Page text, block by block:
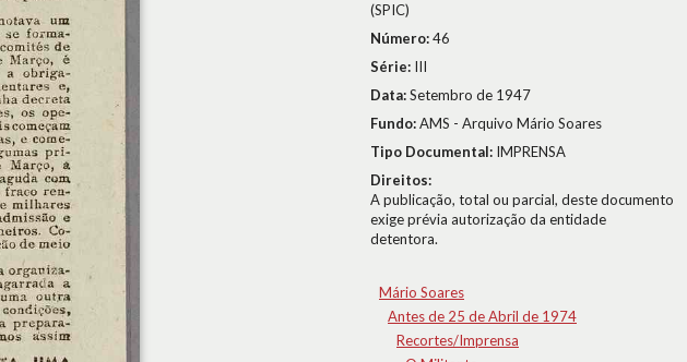
(SPIC)
Número:46
Série: III
Data:Setembro de 1947
Fundo:AMS - Arquivo Mário Soares
Tipo Documental: IMPRENSA
Direitos:
A publicação, total ou parcial, deste documento
exige prévia autorização da entidade
detentora.
Mário Soares
Antes de 25 de Abril de 1974
Recortes/Imprensa